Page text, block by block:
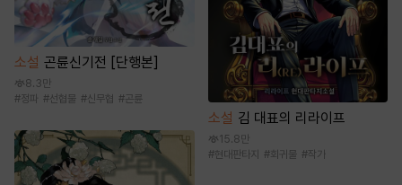
소설 곤륜신기전 [단행본]
8.3만
#정파 #선협물 #신무협 #곤륜
소설 김 대표의 리라이프
15.8만
#현대판타지 #회귀물 #작가